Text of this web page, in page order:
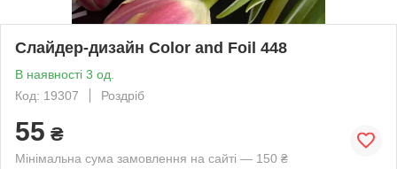
Слайдер-дизайн Color and Foil 448
В наявності 3 од.
Код: 19307
Роздріб
55 ₴
Мінімальна сума замовлення на сайті — 150 ₴